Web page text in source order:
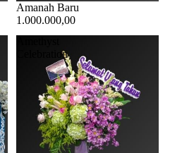
Amanah Baru
1.000.000,00
Celebration